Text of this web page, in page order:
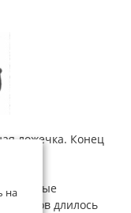
ложечка. Конец
поэтов длилось
на